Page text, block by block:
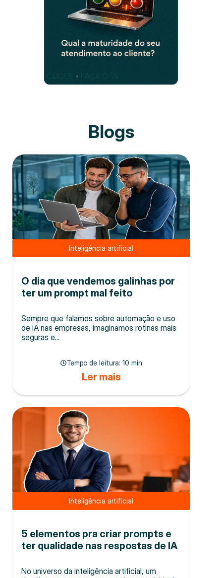
Blogs
Inteligência artificial
O dia que vendemos galinhas por
ter um prompt mal feito
Sempre que falamos sobre automação e uso
de IA nas empresas, imaginamos rotinas mais
seguras e...
Tempo de leitura: 10 min
Ler mais
Inteligência artificial
5 elementos pra criar prompts e
ter qualidade nas respostas de IA
No universo da inteligência artificial, um